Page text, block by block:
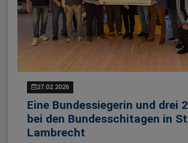
27.02.2026
Eine Bundessiegerin und drei
bei den Bundesschitagen in
Lambrecht